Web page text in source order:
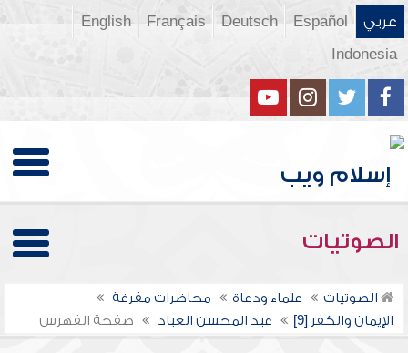
عربي Español
Deutsch
Français
English
Indonesia
الصوتيات
الصوتيات علماء ودعاة
محاضرات مفرغة
الإيمان والكفر [9]
عبد المحسن العباد صفحة الفهرس